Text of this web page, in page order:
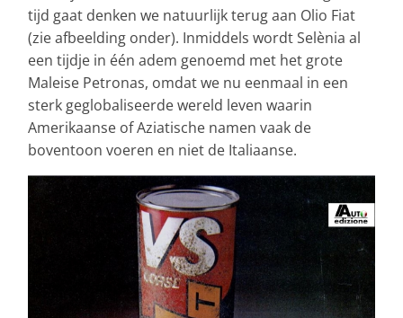
tijd gaat denken we natuurlijk terug aan Olio Fiat
(zie afbeelding onder). Inmiddels wordt Selènia al
een tijdje in één adem genoemd met het grote
Maleise Petronas, omdat we nu eenmaal in een
sterk geglobaliseerde wereld leven waarin
Amerikaanse of Aziatische namen vaak de
boventoon voeren en niet de Italiaanse.